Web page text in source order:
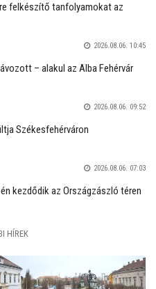
felkészítő tanfolyamokat az
2026.08.06. 10:45
– alakul az Alba Fehérvár
2026.08.06. 09:52
Székesfehérváron
2026.08.06. 07:03
kezdődik az Országzászló téren
HÍREK